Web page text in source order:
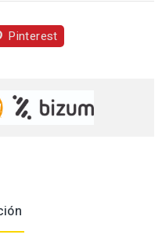
Pinterest